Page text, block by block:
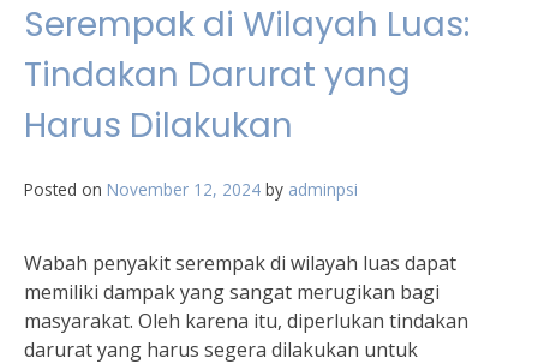
Serempak di Wilayah Luas:
Tindakan Darurat yang
Harus Dilakukan
Posted on November 12, 2024 by adminpsi
Wabah penyakit serempak di wilayah luas dapat
memiliki dampak yang sangat merugikan bagi
masyarakat. Oleh karena itu, diperlukan tindakan
darurat yang harus segera dilakukan untuk